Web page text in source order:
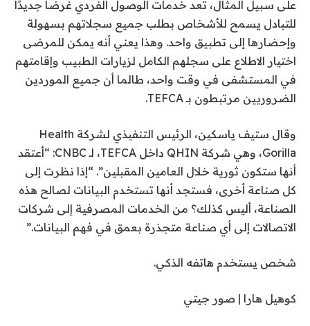
على سبيل المثال، تعد خدمات الوصول الفردي غرضًا جديدًا
للتبادل يسمح للأشخاص بطلب جميع سجلاتهم بسهولة
وإحضارها إلى تطبيق واحد. وهذا يعني أنه يمكن للمرضى
اختيار الاطلاع على سجلهم الكامل لزيارات الطبيب وإقامتهم
في المستشفى في وقت واحد، طالما أن جميع الموردين
الضروريين مرتبطون بـ TEFCA.
وقال ستيف ياسكين، الرئيس التنفيذي لشركة Health
Gorilla، وهي شركة QHIN داخل TEFCA، لـ CNBC: “أعتقد
أنها ستكون ثورية خلال العامين المقبلين”. “إذا نظرت إلى
كل صناعة أخرى، فستجد أنها تستخدم البيانات لصالح هذه
الصناعة، أليس كذلك؟ من الخدمات المصرفية إلى شركات
الاتصالات إلى أي صناعة متجذرة بعمق في فهم البيانات.”
شخص يستخدم هاتفه الذكي.
كوهيل هارا | صور جيتي